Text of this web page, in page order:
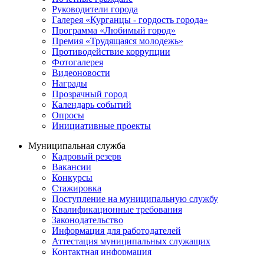
Руководители города
Галерея «Курганцы - гордость города»
Программа «Любимый город»
Премия «Трудящаяся молодежь»
Противодействие коррупции
Фотогалерея
Видеоновости
Награды
Прозрачный город
Календарь событий
Опросы
Инициативные проекты
Муниципальная служба
Кадровый резерв
Вакансии
Конкурсы
Стажировка
Поступление на муниципальную службу
Квалификационные требования
Законодательство
Информация для работодателей
Аттестация муниципальных служащих
Контактная информация